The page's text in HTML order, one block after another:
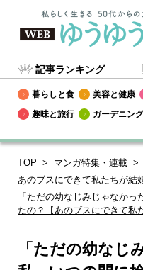
記事ランキング
暮らしと食 美容と健康
趣味と旅行
ガーデニング
TOP
マンガ特集・連載
あのブスにできて私たちが結
「ただの幼なじみじゃなか
たの？【あのブスにできて私
「ただの幼なじ